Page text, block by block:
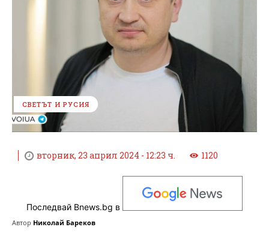
СВЕТЪТ И РУСИЯ
вторник, 23 април 2024 - 12:23 ч. 1120
Последвай Bnews.bg в
Автор Николай Бареков